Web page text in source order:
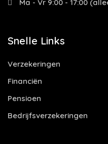
Ma - Vr 9:00 - 17:00
Snelle Links
Verzekeringen
Financiën
Pensioen
Bedrijfsverzekeringen